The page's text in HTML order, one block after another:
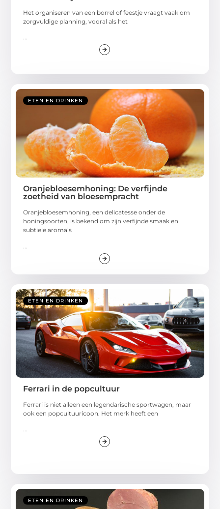
Het organiseren van een borrel of feestje vraagt vaak om
zorgvuldige planning, vooral als het
...
ETEN EN DRINKEN
Oranjebloesemhoning: De verfijnde
zoetheid van bloesempracht
Oranjebloesemhoning, een delicatesse onder de
honingsoorten, is bekend om zijn verfijnde smaak en
subtiele aroma’s
ETEN EN DRINKEN
Ferrari in de popcultuur
Ferrari is niet alleen een legendarische sportwagen, maar
ook een popcultuuricoon. Het merk heeft een
ETEN EN DRINKEN